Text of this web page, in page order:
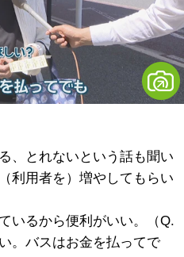
、とれないという話も聞い
利用者を）増やしてもらい
いるから便利がいい。（Q.
。バスはお金を払ってで